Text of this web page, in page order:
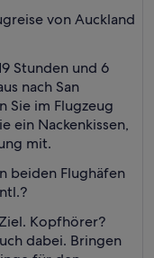
von Auckland
Stunden und 6
nach San
Sie im Flugzeug
ein Nackenkissen,
mit.
beiden Flughäfen
Kopfhörer?
dabei. Bringen